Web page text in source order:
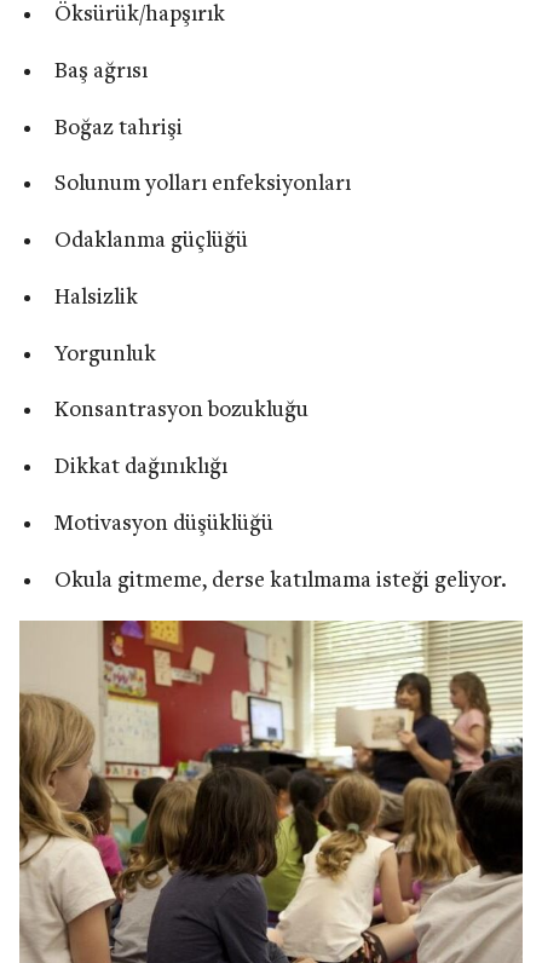
Öksürük/hapşırık
Baş ağrısı
Boğaz tahrişi
Solunum yolları enfeksiyonları
Odaklanma güçlüğü
Halsizlik
Yorgunluk
Konsantrasyon bozukluğu
Dikkat dağınıklığı
Motivasyon düşüklüğü
Okula gitmeme, derse katılmama isteği geliyor.